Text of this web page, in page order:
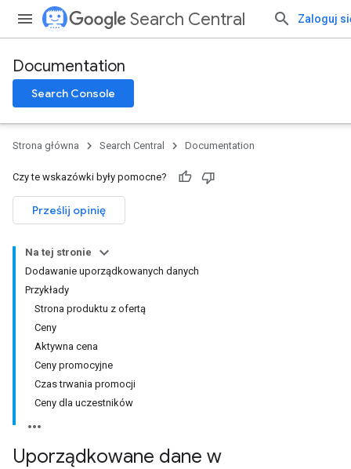
Search Central Zaloguj
Documentation
Search Console
Strona główna Search Central Documentation
Czy te wskazówki były pomocne?
Prześlij opinię
Na tej stronie
Dodawanie uporządkowanych danych
Przykłady
Strona produktu z ofertą
Ceny
Aktywna cena
Ceny promocyjne
Czas trwania promocji
Ceny dla uczestników
Uporządkowane dane w